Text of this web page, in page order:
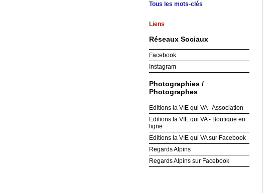
Tous les mots-clés
Liens
Réseaux Sociaux
Facebook
Instagram
Photographies /
Photographes
Editions la VIE qui VA - Association
Editions la VIE qui VA - Boutique en
ligne
Editions la VIE qui VA sur Facebook
Regards Alpins
Regards Alpins sur Facebook